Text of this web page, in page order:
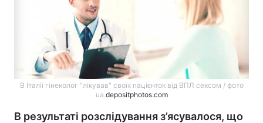
В Італії гінеколог "лікував" своїх пацієнток від ВПЛ сексом / фото
ua.depositphotos.com
В результаті розслідування з’ясувалося, що